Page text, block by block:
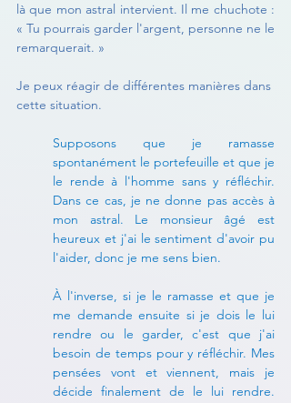
là que mon astral intervient. Il me chuchote :
« Tu pourrais garder l'argent, personne ne le
remarquerait. »
Je peux réagir de différentes manières dans
cette situation.
Supposons que je ramasse
spontanément le portefeuille et que je
le rende à l'homme sans y réfléchir.
Dans ce cas, je ne donne pas accès à
mon astral. Le monsieur âgé est
heureux et j'ai le sentiment d'avoir pu
l'aider, donc je me sens bien.
À l'inverse, si je le ramasse et que je
me demande ensuite si je dois le lui
rendre ou le garder, c'est que j'ai
besoin de temps pour y réfléchir. Mes
pensées vont et viennent, mais je
décide finalement de le lui rendre.